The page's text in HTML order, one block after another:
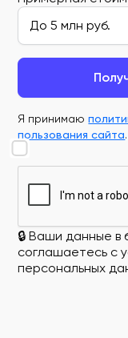
Я принимаю
пользования сайта.
🔒 Ваши данные в
соглашаетесь с
персональных